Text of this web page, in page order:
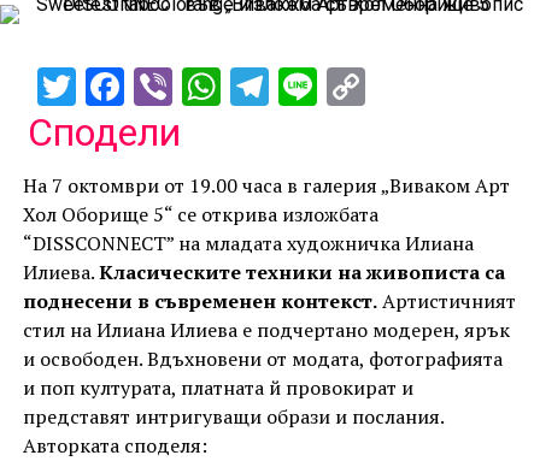
TwitterFacebook
ViberWhatsApp
Telegram
Line
Сподели
На 7 октомври от 19.00 часа в галерия „Виваком Арт
Хол Оборище 5“ се открива изложбата
“DISSCONNECT” на младата художничка Илиана
Илиева.Класическите техники на живописта са
поднесени в съвременен контекст.Артистичният
стил на Илиана Илиева е подчертано модерен, ярък
и освободен. Вдъхновени от модата, фотографията
и поп културата, платната й провокират и
представят интригуващи образи и послания.
Авторката споделя: